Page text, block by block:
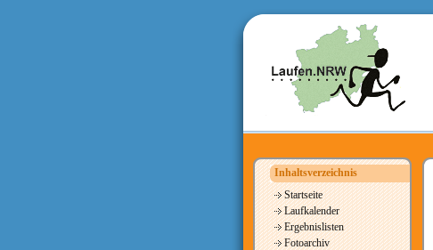
Inhaltsverzeichnis
Startseite
Laufkalender
Ergebnislisten
Fotoarchiv